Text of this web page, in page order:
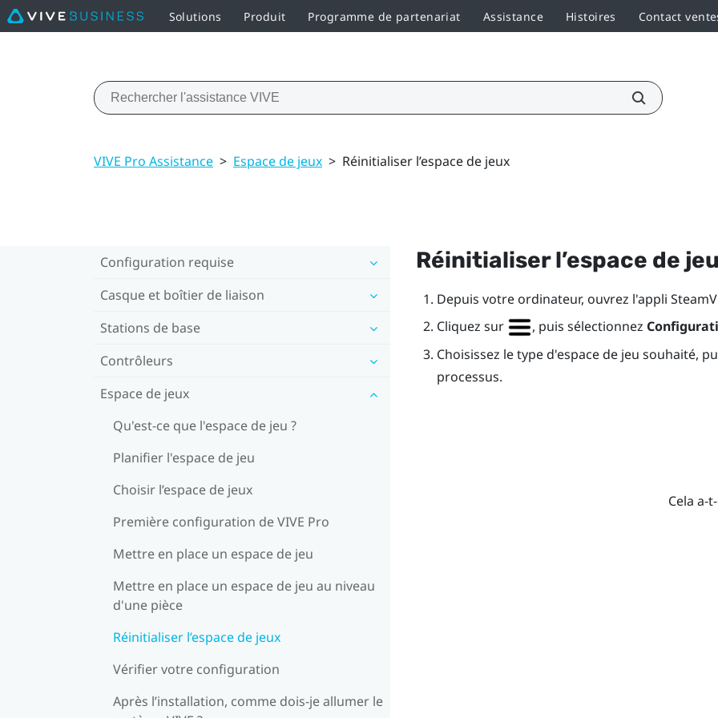
Solutions Produit Programme de partenariat Assistance Histoires Contact
VIVE Pro Assistance > Espace de jeux > Réinitialiser l’espace de jeux
Configuration requise
Casque et boîtier de liaison
Stations de base
Contrôleurs
Espace de jeux
Qu'est-ce que l'espace de jeu ?
Planifier l'espace de jeu
Choisir l’espace de jeux
Première configuration de VIVE Pro
Mettre en place un espace de jeu
Mettre en place un espace de jeu au niveau
d'une pièce
Réinitialiser l’espace de jeux
Vérifier votre configuration
Après l’installation, comme dois-je allumer le
Réinitialiser l’espace de
Depuis votre ordinateur, ouvrez l'appli
Cliquez sur
, puis sélectionnez
Choisissez le type d'espace de jeu souhaité,
processus.
Cela a-